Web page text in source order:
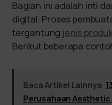
Bagian ini adalah inti
digital. Proses
tergantung jenis
Berikut beberapa
Baca Artikel Lainnya
Perusahaan